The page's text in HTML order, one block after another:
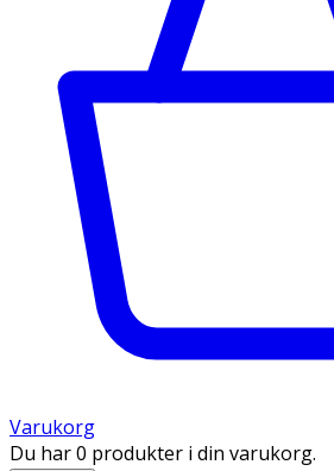
Varukorg
Du har 0 produkter i din varukorg.